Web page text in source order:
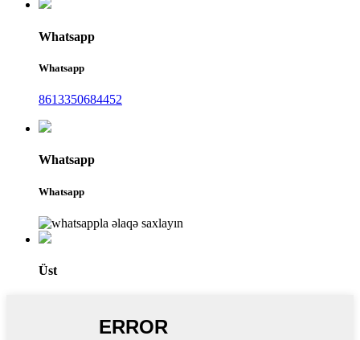
Whatsapp
Whatsapp
8613350684452
Whatsapp
Whatsapp
Üst